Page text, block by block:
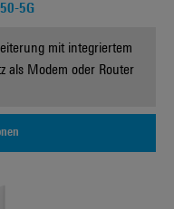
5G
mit integriertem
als Modem oder Router